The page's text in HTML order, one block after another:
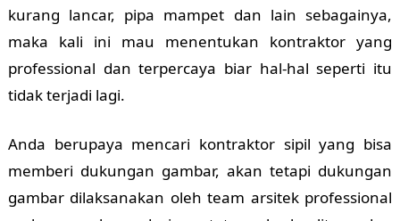
kurang lancar, pipa mampet dan lain sebagainya,
maka kali ini mau menentukan kontraktor yang
professional dan terpercaya biar hal-hal seperti itu
tidak terjadi lagi.
Anda berupaya mencari kontraktor sipil yang bisa
memberi dukungan gambar, akan tetapi dukungan
gambar dilaksanakan oleh team arsitek professional